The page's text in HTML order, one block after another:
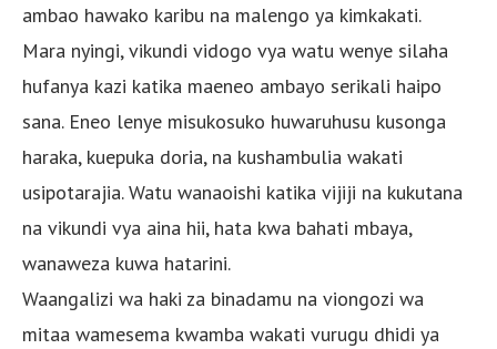
ambao hawako karibu na malengo ya kimkakati.
Mara nyingi, vikundi vidogo vya watu wenye silaha
hufanya kazi katika maeneo ambayo serikali haipo
sana. Eneo lenye misukosuko huwaruhusu kusonga
haraka, kuepuka doria, na kushambulia wakati
usipotarajia. Watu wanaoishi katika vijiji na kukutana
na vikundi vya aina hii, hata kwa bahati mbaya,
wanaweza kuwa hatarini.
Waangalizi wa haki za binadamu na viongozi wa
mitaa wamesema kwamba wakati vurugu dhidi ya